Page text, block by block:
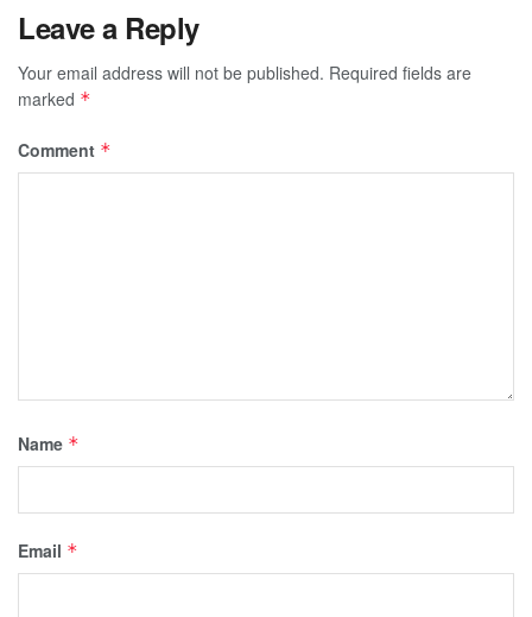
Leave a Reply
Your email address will not be published. Required fields are
marked *
Comment *
Name *
Email *